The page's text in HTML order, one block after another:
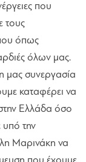
που
τους
όπως
όλων μας.
μας συνεργασία
καταφέρει να
Ελλάδα όσο
υπό την
Μαρινάκη να